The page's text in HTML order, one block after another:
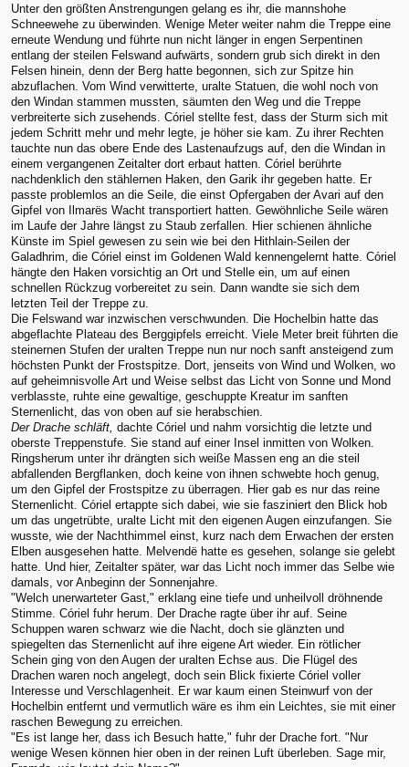
Unter den größten Anstrengungen gelang es ihr, die mannshohe
Schneewehe zu überwinden. Wenige Meter weiter nahm die Treppe eine
erneute Wendung und führte nun nicht länger in engen Serpentinen
entlang der steilen Felswand aufwärts, sondern grub sich direkt in den
Felsen hinein, denn der Berg hatte begonnen, sich zur Spitze hin
abzuflachen. Vom Wind verwitterte, uralte Statuen, die wohl noch von
den Windan stammen mussten, säumten den Weg und die Treppe
verbreiterte sich zusehends. Córiel stellte fest, dass der Sturm sich mit
jedem Schritt mehr und mehr legte, je höher sie kam. Zu ihrer Rechten
tauchte nun das obere Ende des Lastenaufzugs auf, den die Windan in
einem vergangenen Zeitalter dort erbaut hatten. Córiel berührte
nachdenklich den stählernen Haken, den Garik ihr gegeben hatte. Er
passte problemlos an die Seile, die einst Opfergaben der Avari auf den
Gipfel von Ilmarës Wacht transportiert hatten. Gewöhnliche Seile wären
im Laufe der Jahre längst zu Staub zerfallen. Hier schienen ähnliche
Künste im Spiel gewesen zu sein wie bei den Hithlain-Seilen der
Galadhrim, die Córiel einst im Goldenen Wald kennengelernt hatte. Córiel
hängte den Haken vorsichtig an Ort und Stelle ein, um auf einen
schnellen Rückzug vorbereitet zu sein. Dann wandte sie sich dem
letzten Teil der Treppe zu.
Die Felswand war inzwischen verschwunden. Die Hochelbin hatte das
abgeflachte Plateau des Berggipfels erreicht. Viele Meter breit führten die
steinernen Stufen der uralten Treppe nun nur noch sanft ansteigend zum
höchsten Punkt der Frostspitze. Dort, jenseits von Wind und Wolken, wo
auf geheimnisvolle Art und Weise selbst das Licht von Sonne und Mond
verblasste, ruhte eine gewaltige, geschuppte Kreatur im sanften
Sternenlicht, das von oben auf sie herabschien.
Der Drache schläft, dachte Córiel und nahm vorsichtig die letzte und
oberste Treppenstufe. Sie stand auf einer Insel inmitten von Wolken.
Ringsherum unter ihr drängten sich weiße Massen eng an die steil
abfallenden Bergflanken, doch keine von ihnen schwebte hoch genug,
um den Gipfel der Frostspitze zu überragen. Hier gab es nur das reine
Sternenlicht. Córiel ertappte sich dabei, wie sie fasziniert den Blick hob
um das ungetrübte, uralte Licht mit den eigenen Augen einzufangen. Sie
wusste, wie der Nachthimmel einst, kurz nach dem Erwachen der ersten
Elben ausgesehen hatte. Melvendë hatte es gesehen, solange sie gelebt
hatte. Und hier, Zeitalter später, war das Licht noch immer das Selbe wie
damals, vor Anbeginn der Sonnenjahre.
"Welch unerwarteter Gast," erklang eine tiefe und unheilvoll dröhnende
Stimme. Córiel fuhr herum. Der Drache ragte über ihr auf. Seine
Schuppen waren schwarz wie die Nacht, doch sie glänzten und
spiegelten das Sternenlicht auf ihre eigene Art wieder. Ein rötlicher
Schein ging von den Augen der uralten Echse aus. Die Flügel des
Drachen waren noch angelegt, doch sein Blick fixierte Córiel voller
Interesse und Verschlagenheit. Er war kaum einen Steinwurf von der
Hochelbin entfernt und vermutlich wäre es ihm ein Leichtes, sie mit einer
raschen Bewegung zu erreichen.
"Es ist lange her, dass ich Besuch hatte," fuhr der Drache fort. "Nur
wenige Wesen können hier oben in der reinen Luft überleben. Sage mir,